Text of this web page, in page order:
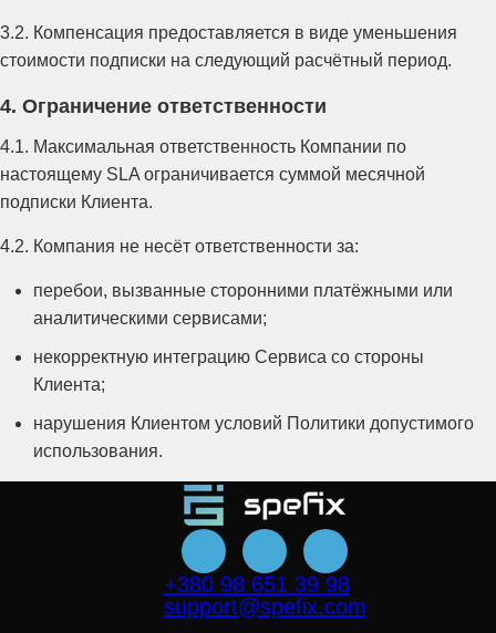
3.2. Компенсация предоставляется в виде уменьшения
стоимости подписки на следующий расчётный период.
4. Ограничение ответственности
4.1. Максимальная ответственность Компании по
настоящему SLA ограничивается суммой месячной
подписки Клиента.
4.2. Компания не несёт ответственности за:
перебои, вызванные сторонними платёжными или
аналитическими сервисами;
некорректную интеграцию Сервиса со стороны
Клиента;
нарушения Клиентом условий Политики допустимого
использования.
+380 98 651 39 98
support@spefix.com